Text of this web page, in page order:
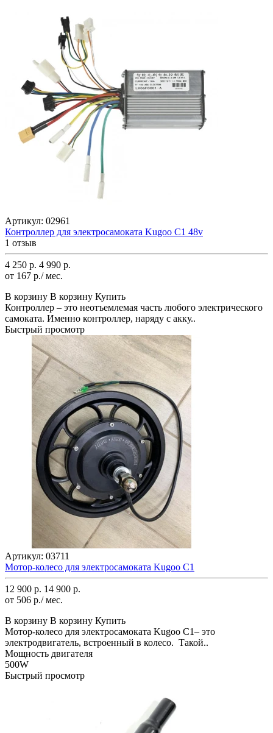
Артикул: 02961
Контроллер для электросамоката Kugoo С1 48v
1 отзыв
4 250 р. 4 990 р.
от 167 р./ мес.
В корзину В корзину Купить
Контроллер – это неотъемлемая часть любого электрического
самоката. Именно контроллер, наряду с акку..
Быстрый просмотр
Артикул: 03711
Мотор-колесо для электросамоката Kugoo C1
12 900 р. 14 900 р.
от 506 р./ мес.
В корзину В корзину Купить
Мотор-колесо для электросамоката Kugoo C1– это
электродвигатель, встроенный в колесо. Такой..
Мощность двигателя
500W
Быстрый просмотр